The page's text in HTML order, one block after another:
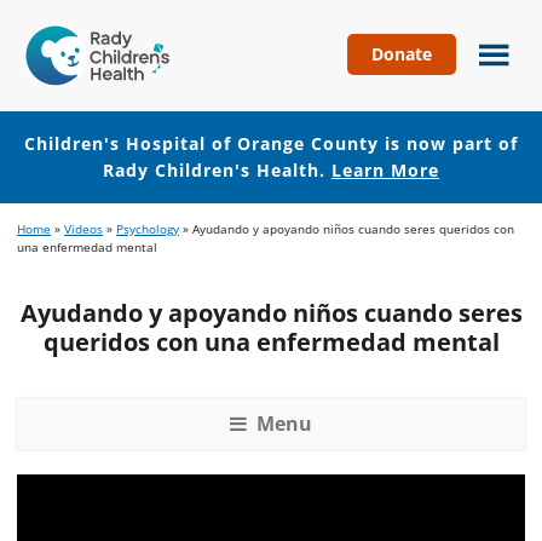
Hospital
of
Orange
County
Donate
Children's Hospital of Orange County is now part of
Rady Children's Health. Learn More
to
to
Home » Videos » Psychology » Ayudando y apoyando niños cuando seres queridos con
una enfermedad mental
Ayudando y apoyando niños cuando seres
queridos con una enfermedad mental
Menu